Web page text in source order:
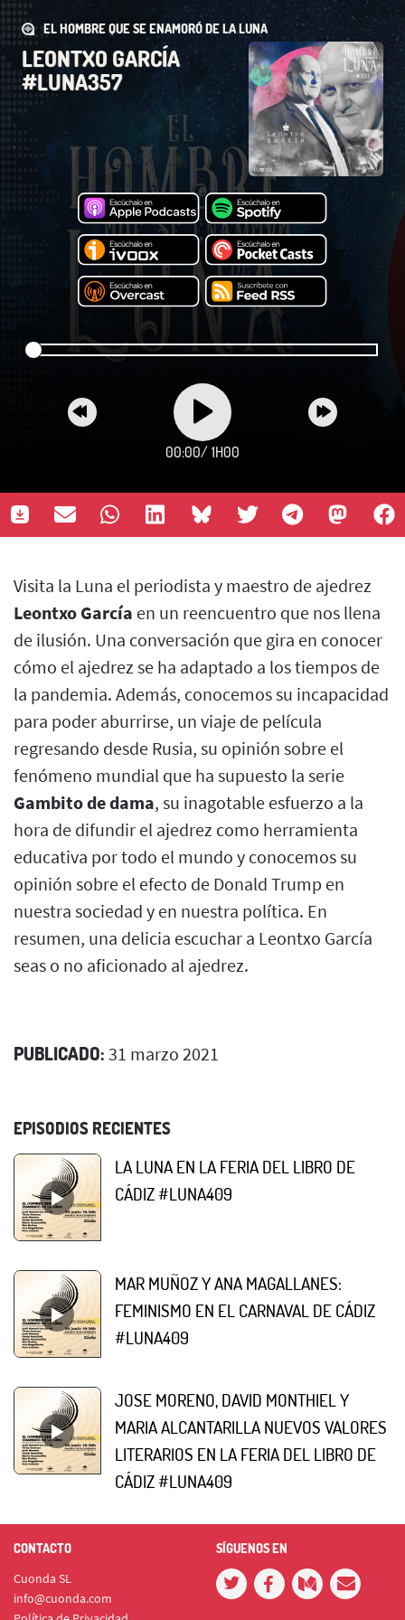
EL HOMBRE QUE SE ENAMORÓ DE LA LUNA
LEONTXO GARCÍA
#LUNA357
00:00/ 1H00
Visita la Luna el periodista y maestro de ajedrez
Leontxo García en un reencuentro que nos llena
de ilusión. Una conversación que gira en conocer
cómo el ajedrez se ha adaptado a los tiempos de
la pandemia. Además, conocemos su incapacidad
para poder aburrirse, un viaje de película
regresando desde Rusia, su opinión sobre el
fenómeno mundial que ha supuesto la serie
Gambito de dama, su inagotable esfuerzo a la
hora de difundir el ajedrez como herramienta
educativa por todo el mundo y conocemos su
opinión sobre el efecto de Donald Trump en
nuestra sociedad y en nuestra política. En
resumen, una delicia escuchar a Leontxo García
seas o no aficionado al ajedrez.
PUBLICADO: 31 marzo 2021
EPISODIOS RECIENTES
LA LUNA EN LA FERIA DEL LIBRO DE
CÁDIZ #LUNA409
MAR MUÑOZ Y ANA MAGALLANES:
FEMINISMO EN EL CARNAVAL DE CÁDIZ
#LUNA409
JOSE MORENO, DAVID MONTHIEL Y
MARIA ALCANTARILLA NUEVOS VALORES
LITERARIOS EN LA FERIA DEL LIBRO DE
CÁDIZ #LUNA409
CONTACTO
Cuonda SL
info@cuonda.com
SÍGUENOS EN